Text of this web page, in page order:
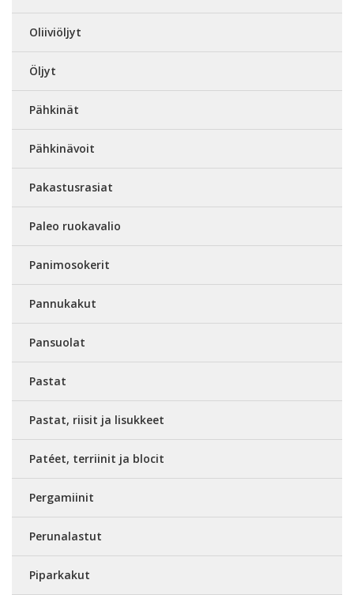
Oliiviöljyt
Öljyt
Pähkinät
Pähkinävoit
Pakastusrasiat
Paleo ruokavalio
Panimosokerit
Pannukakut
Pansuolat
Pastat
Pastat, riisit ja lisukkeet
Patéet, terriinit ja blocit
Pergamiinit
Perunalastut
Piparkakut